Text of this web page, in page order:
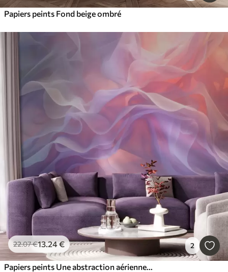
Papiers peints Fond beige ombré
22.07€13.24€ 2
Papiers peints Une abstraction aérienne aux vagues translucides dans une palette rose-lilas